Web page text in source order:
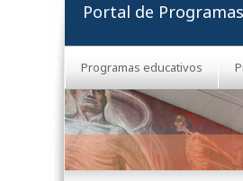
Portal de
Programas educativos